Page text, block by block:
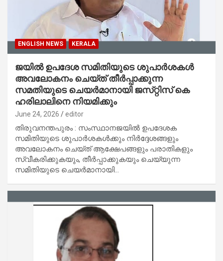
ENGLISH NEWS KERALA
ജയില്‍ ഉപദേശ സമിതിയുടെ ശുപാര്‍ശകള്‍
അവലോകനം ചെയ്‌ത്‌ തീര്‍പ്പാക്കുന്ന
സമതിയുടെ ചെയര്‍മാനായി ജസ്‌റ്റിസ്‌ കെ
ഹരിലാലിനെ നിയമിക്കും
June 24, 2026 editor
തിരുവനന്തപുരം : സംസ്ഥാനജയില്‍ ഉപദേശക
സമിതിയുടെ ശുപാര്‍ശകള്‍ക്കും നിര്‍ദ്ദേശങ്ങളും
അവലോകനം ചെയ്‌ത്‌ ആക്ഷേപങ്ങളും പരാതികളും
സ്വീകരിക്കുകയും, തീര്‍പ്പാക്കുകയും ചെയ്യുന്ന
സമിതിയുടെ ചെയര്‍മാനായി…